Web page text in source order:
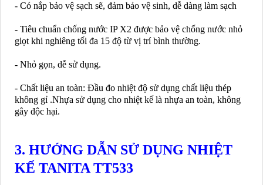
- Có nắp bảo vệ sạch sẽ, đảm bảo vệ sinh, dễ dàng làm sạch
- Tiêu chuẩn chống nước IP X2 được bảo vệ chống nước nhỏ
giọt khi nghiêng tối đa 15 độ từ vị trí bình thường.
- Nhỏ gọn, dễ sử dụng.
- Chất liệu an toàn: Đầu đo nhiệt độ sử dụng chất liệu thép
không gỉ .Nhựa sử dụng cho nhiệt kế là nhựa an toàn, không
gây độc hại.
3. HƯỚNG DẪN SỬ DỤNG NHIỆT
KẾ TANITA TT533